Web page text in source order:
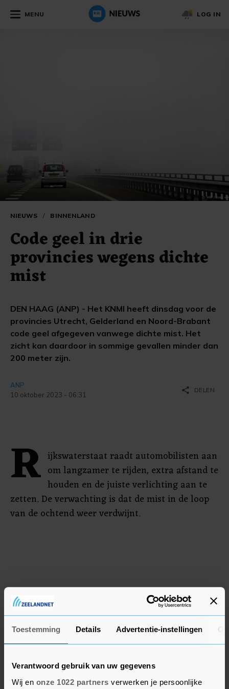
Toestemming Details Advertentie-instellingen
Verantwoord gebruik van uw gegevens
Wij en onze 1022 partners verwerken je persoonlijke
MENU LOG IN
NIEUWS / BINNENLAND
Code geel in drie
provincies wegens dichte
mist
DEN HAAG (ANP) - Het KNMI heeft dinsdag voor de
provincies Utrecht, Gelderland en Noord-Brabant
code geel afgegeven vanwege dichte mist. Het
zicht kan daardoor in sommige gevallen minder dan
200 meter zijn.
ANP
10 oktober 2023 - 06:31
share DELEN
R ijkswaterstaat raadt automobilisten aan
om langzamer te rijden, extra afstand te
houden en de juiste verlichting aan te
zetten. De verwachting is dat de mist in de loop
van de ochtend weer verdwijnt.